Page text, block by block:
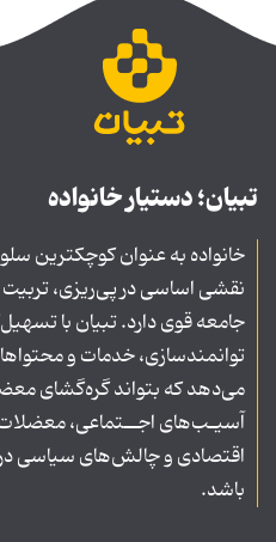
تبیان؛ دستیار خانواده
خانواده به عنوان کوچکترین
نقشی اساسی در پی‌ریزی،
جامعه قوی دارد. تبیان با
توانمندسازی، خدمات و
می‌دهد که بتواند گره‌گشای
آسیـب‌های اجــتماعی،
اقتصادی و چالش‌های سیاسی
باشد.